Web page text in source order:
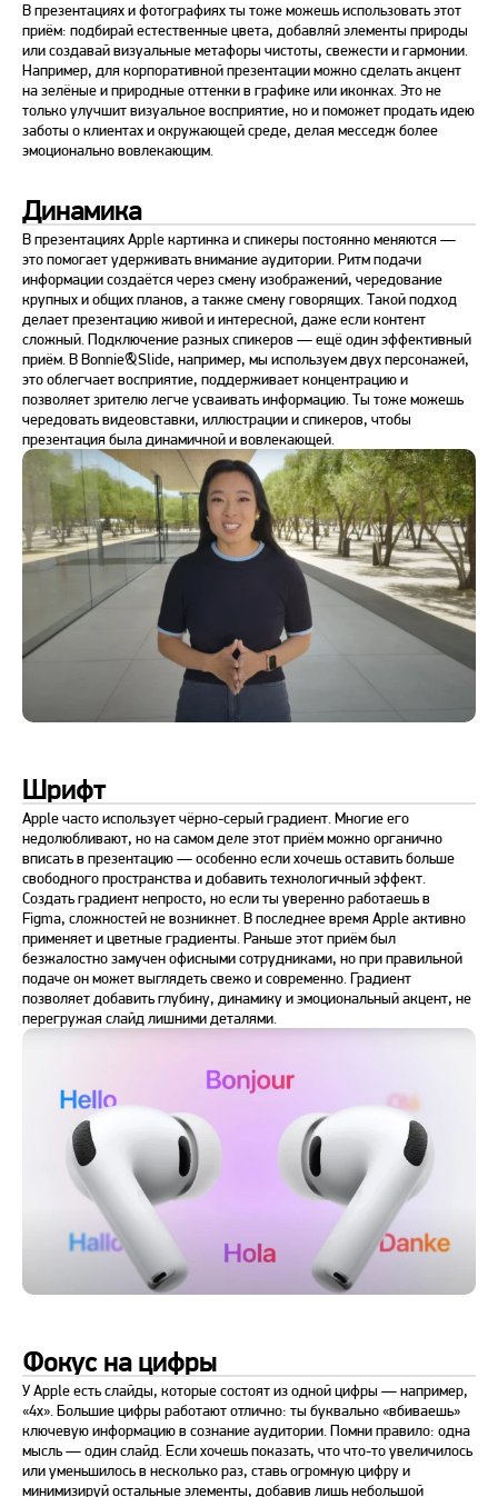
В презентациях и фотографиях ты тоже можешь использовать этот
приём: подбирай естественные цвета, добавляй элементы природы
или создавай визуальные метафоры чистоты, свежести и гармонии.
Например, для корпоративной презентации можно сделать акцент
на зелёные и природные оттенки в графике или иконках. Это не
только улучшит визуальное восприятие, но и поможет продать идею
заботы о клиентах и окружающей среде, делая месседж более
эмоционально вовлекающим.
Динамика
В презентациях Apple картинка и спикеры постоянно меняются —
это помогает удерживать внимание аудитории. Ритм подачи
информации создаётся через смену изображений, чередование
крупных и общих планов, а также смену говорящих. Такой подход
делает презентацию живой и интересной, даже если контент
сложный. Подключение разных спикеров — ещё один эффективный
приём. В Bonnie&Slide, например, мы используем двух персонажей,
это облегчает восприятие, поддерживает концентрацию и
позволяет зрителю легче усваивать информацию. Ты тоже можешь
чередовать видеовставки, иллюстрации и спикеров, чтобы
презентация была динамичной и вовлекающей.
Шрифт
Apple часто использует чёрно-серый градиент. Многие его
недолюбливают, но на самом деле этот приём можно органично
вписать в презентацию — особенно если хочешь оставить больше
свободного пространства и добавить технологичный эффект.
Создать градиент непросто, но если ты уверенно работаешь в
Figma, сложностей не возникнет. В последнее время Apple активно
применяет и цветные градиенты. Раньше этот приём был
безжалостно замучен офисными сотрудниками, но при правильной
подаче он может выглядеть свежо и современно. Градиент
позволяет добавить глубину, динамику и эмоциональный акцент, не
перегружая слайд лишними деталями.
Фокус на цифры
У Apple есть слайды, которые состоят из одной цифры — например,
«4х». Большие цифры работают отлично: ты буквально «вбиваешь»
ключевую информацию в сознание аудитории. Помни правило: одна
мысль — один слайд. Если хочешь показать, что что-то увеличилось
или уменьшилось в несколько раз, ставь огромную цифру и
минимизируй остальные элементы, добавив лишь небольшой